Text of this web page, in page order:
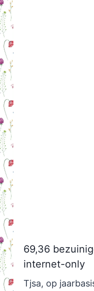
69,36
internet-only
Tjsa, op